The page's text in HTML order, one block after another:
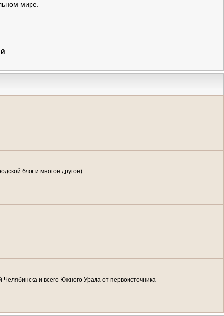
мире.
блог и многое другое)
и всего Южного Урала от первоисточника